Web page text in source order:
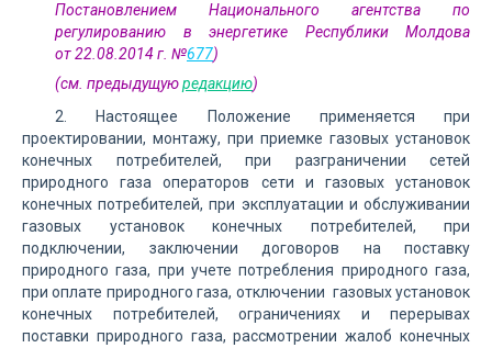
Постановлением Национального агентства по
регулированию в энергетике Республики Молдова
от 22.08.2014 г. №677)
(см. предыдущуюредакцию)
2. Настоящее Положение применяется при
проектировании, монтажу, при приемке газовых установок
конечных потребителей, при разграничении сетей
природного газа операторов сети и газовых установок
конечных потребителей, при эксплуатации и обслуживании
газовых установок конечных потребителей, при
подключении, заключении договоров на поставку
природного газа, при учете потребления природного газа,
при оплате природного газа, отключении газовых установок
конечных потребителей, ограничениях и перерывах
поставки природного газа, рассмотрении жалоб конечных